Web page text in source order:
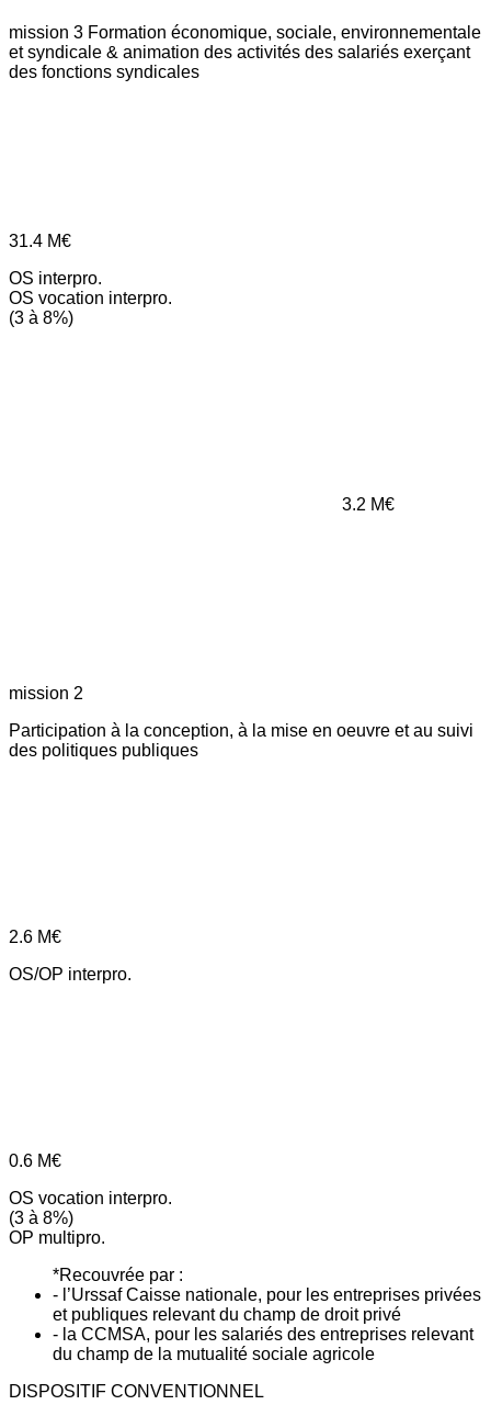
mission 3 Formation économique, sociale, environnementale
et syndicale & animation des activités des salariés exerçant
des fonctions syndicales
31.4 M€
OS interpro.
OS vocation interpro.
(3 à 8%)
3.2 M€
mission 2
Participation à la conception, à la mise en oeuvre et au suivi
des politiques publiques
2.6 M€
OS/OP interpro.
0.6 M€
OS vocation interpro.
(3 à 8%)
OP multipro.
*Recouvrée par :
- l’Urssaf Caisse nationale, pour les entreprises privées
et publiques relevant du champ de droit privé
- la CCMSA, pour les salariés des entreprises relevant
du champ de la mutualité sociale agricole
DISPOSITIF CONVENTIONNEL